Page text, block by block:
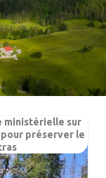
Tourisme
Biodiversité
ministérielle sur
préserver le